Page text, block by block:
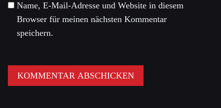
Name, E-Mail-Adresse und Website in diesem
Browser für meinen nächsten Kommentar
speichern.